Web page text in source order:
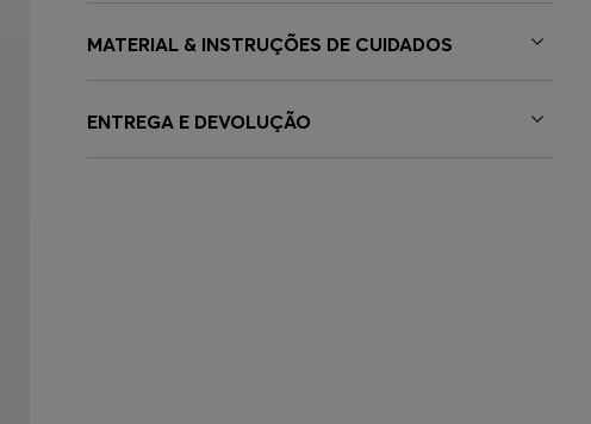
MATERIAL & INSTRUÇÕES DE CUIDADOS
ENTREGA E DEVOLUÇÃO